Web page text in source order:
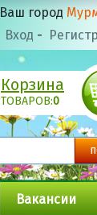
Ваш город
Вход -
Корзина
ТОВАРОВ:0
Вакансии